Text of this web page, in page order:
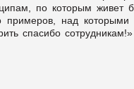
по которым живет
над которыми
спасибо